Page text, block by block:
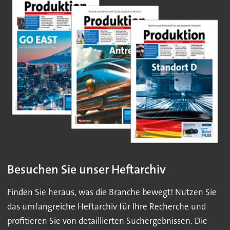
Besuchen Sie unser Heftarchiv
Finden Sie heraus, was die Branche bewegt! Nutzen Sie
das umfangreiche Heftarchiv für Ihre Recherche und
profitieren Sie von detaillierten Suchergebnissen. Die